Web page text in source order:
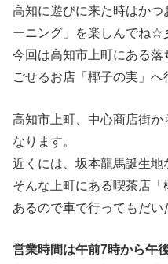
高知に遊びに来た時はか
ーニング」を楽しんでね☆
今回は高知市上町にある
ごせるお店「椰子の実」へ
高知市上町、中心商店街
なります。
近くには、坂本龍馬誕生地
そんな上町にある喫茶店
あるので車で行ってもだい
営業時間は午前7時から午